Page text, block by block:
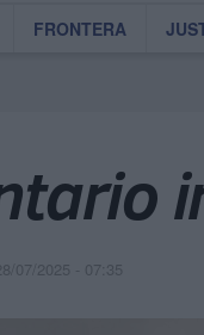
FRONTERA
07/2025 - 07:35